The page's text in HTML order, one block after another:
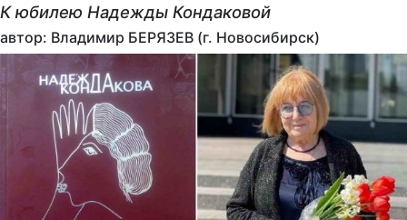
К юбилею Надежды Кондаковой
автор: Владимир БЕРЯЗЕВ (г. Новосибирск)